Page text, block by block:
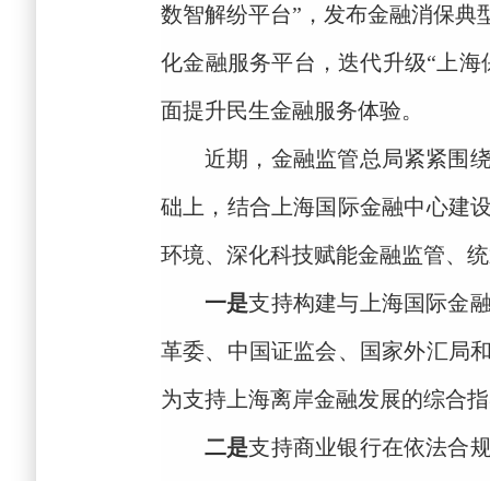
数智解纷平台”，发布金融消保
化金融服务平台，迭代升级“上
面提升民生金融服务体验。
近期，金融监管总局紧紧围
础上，结合上海国际金融中心建
环境、深化科技赋能金融监管、
一是支持构建与上海国际金
革委、中国证监会、国家外汇局
为支持上海离岸金融发展的综合
二是支持商业银行在依法合